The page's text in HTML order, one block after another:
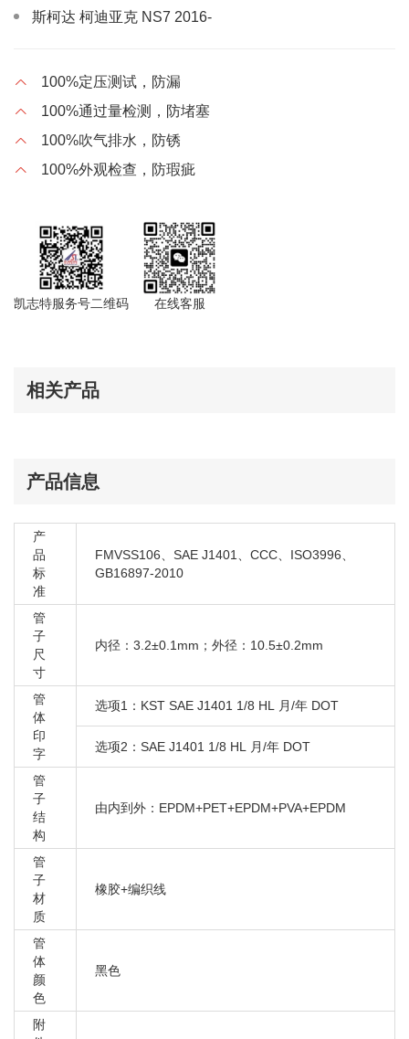
斯柯达 柯迪亚克 NS7 2016-
斯柯达 明锐 NM3 2015
斯柯达 明锐 NM4 2017-
斯柯达 明锐 NM2 2017-2018
斯柯达 明锐Ⅰ 旅行NM5 2017-
斯柯达 速派 2003-2006
斯柯达 昕动 进口
斯柯达 昕动 OG3 2014-2017
斯柯达 昕动 OG4 2018-
斯柯达 柯珞克 NU7 FOR RP NO：ON4 2.0/DIESEL
100%定压测试，防漏
100%通过量检测，防堵塞
100%吹气排水，防锈
100%外观检查，防瑕疵
凯志特服务号二维码 在线客服
相关产品
产品信息
产
品
标
准
FMVSS106、SAE J1401、CCC、ISO3996、
GB16897-2010
管
子
尺
寸
内径：3.2±0.1mm；外径：10.5±0.2mm
管
体
印
字
选项1：KST SAE J1401 1/8 HL 月/年 DOT
选项2：SAE J1401 1/8 HL 月/年 DOT
管
子
结
构
由内到外：EPDM+PET+EPDM+PVA+EPDM
管
子
材
质
橡胶+编织线
管
体
颜
色
黑色
附